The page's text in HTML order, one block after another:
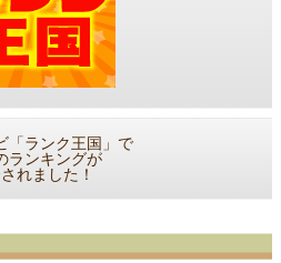
「ランク王国」で
ランキングが
れました！